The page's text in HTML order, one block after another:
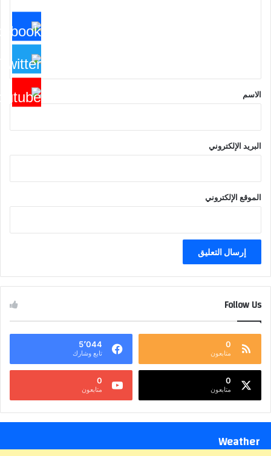
*
الاسم
البريد الإلكتروني
الموقع الإلكتروني
Follow Us
0
متابعون
5٬044
تابع وشارك
0
متابعون
0
متابعون
Weather